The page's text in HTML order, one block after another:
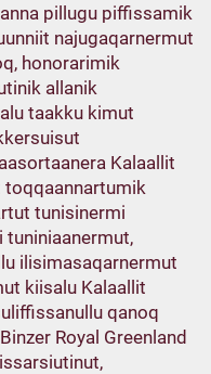
pillugu piffissamik
najugaqarnermut
honorarimik
allanik
taakku kimut
Kalaallit
toqqaannartumik
tunisinermi
tuniniaanermut,
ilisimasaqarnermut
kiisalu Kalaallit
qanoq
Royal Greenland